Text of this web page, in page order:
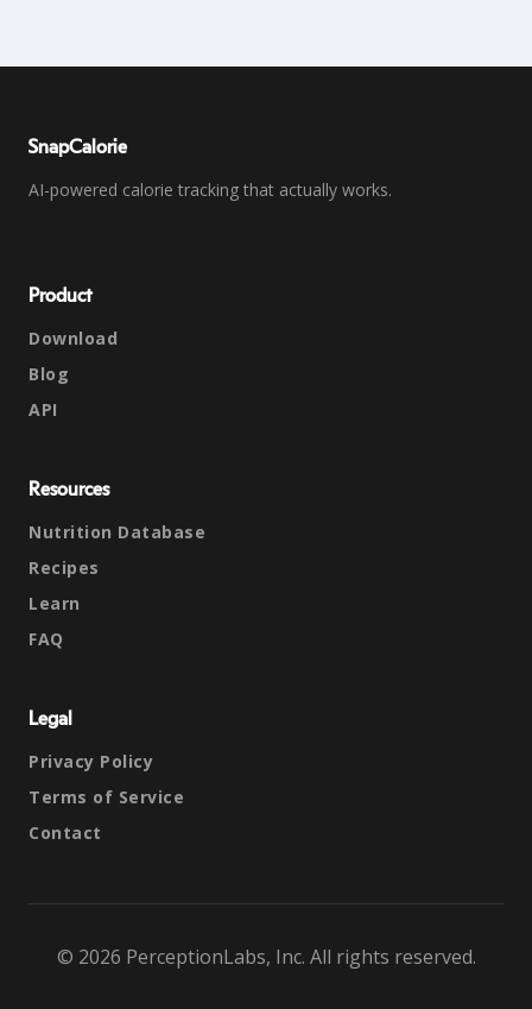
SnapCalorie
AI-powered calorie tracking that actually works.
Product
Download
Blog
API
Resources
Nutrition Database
Recipes
Learn
FAQ
Legal
Privacy Policy
Terms of Service
Contact
© 2026 PerceptionLabs, Inc. All rights reserved.